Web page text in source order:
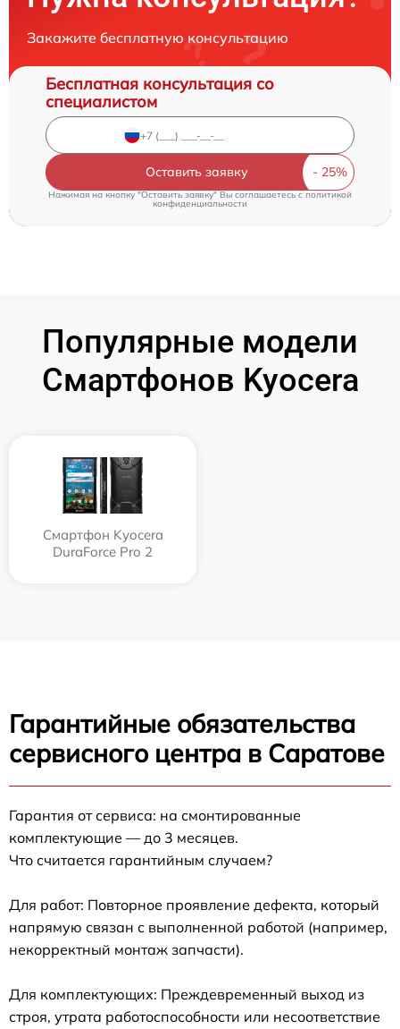
Закажите бесплатную консультацию
Бесплатная консультация со
специалистом
Оставить заявку
Нажимая на кнопку "Оставить заявку" Вы соглашаетесь c политикой
конфиденциальности
Популярные модели
Смартфонов Kyocera
Смартфон Kyocera
DuraForce Pro 2
Гарантийные обязательства
сервисного центра в Саратове
Гарантия от сервиса: на смонтированные
комплектующие — до 3 месяцев.
Что считается гарантийным случаем?
Для работ: Повторное проявление дефекта, который
напрямую связан с выполненной работой (например,
некорректный монтаж запчасти).
Для комплектующих: Преждевременный выход из
строя, утрата работоспособности или несоответствие